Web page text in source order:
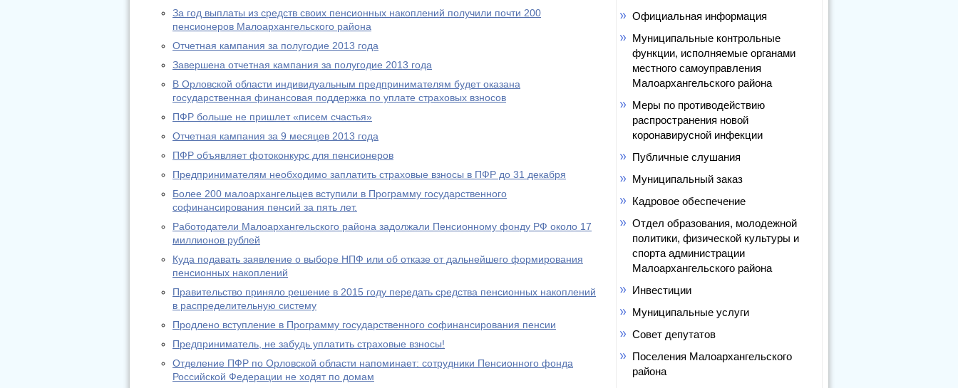
За год выплаты из средств своих пенсионных накоплений получили почти 200
пенсионеров Малоархангельского района
Отчетная кампания за полугодие 2013 года
Завершена отчетная кампания за полугодие 2013 года
В Орловской области индивидуальным предпринимателям будет оказана
государственная финансовая поддержка по уплате страховых взносов
ПФР больше не пришлет «писем счастья»
Отчетная кампания за 9 месяцев 2013 года
ПФР объявляет фотоконкурс для пенсионеров
Предпринимателям необходимо заплатить страховые взносы в ПФР до 31 декабря
Более 200 малоархангельцев вступили в Программу государственного
софинансирования пенсий за пять лет.
Работодатели Малоархангельского района задолжали Пенсионному фонду РФ около 17
миллионов рублей
Куда подавать заявление о выборе НПФ или об отказе от дальнейшего формирования
пенсионных накоплений
Правительство приняло решение в 2015 году передать средства пенсионных накоплений
в распределительную систему
Продлено вступление в Программу государственного софинансирования пенсии
Предприниматель, не забудь уплатить страховые взносы!
Отделение ПФР по Орловской области напоминает: сотрудники Пенсионного фонда
Российской Федерации не ходят по домам
Официальная информация
Муниципальные контрольные
функции, исполняемые органами
местного самоуправления
Малоархангельского района
Меры по противодействию
распространения новой
коронавирусной инфекции
Публичные слушания
Муниципальный заказ
Кадровое обеспечение
Отдел образования, молодежной
политики, физической культуры и
спорта администрации
Малоархангельского района
Инвестиции
Муниципальные услуги
Совет депутатов
Поселения Малоархангельского
района